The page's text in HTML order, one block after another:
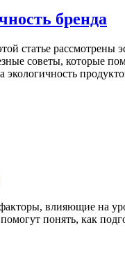
бренда
статье
советы, которые
влияющие на
понять, как